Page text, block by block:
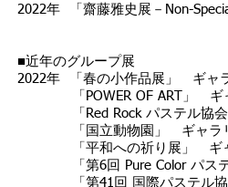
2022年 「齋藤雅史展－Non-
■近年のグループ展
2022年 「春の小作品展」 ギャ
「POWER OF ART」 ギャ
「Red Rock パステル協会 審
「国立動物園」 ギャラリ
「平和への祈り展」 ギャラ
「第6回 Pure Color パステル
「第41回 国際パステル協会